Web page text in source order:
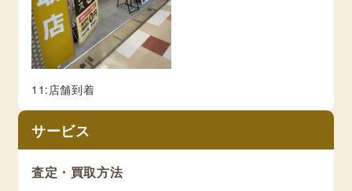
11:店舗到着
サービス
査定・買取方法